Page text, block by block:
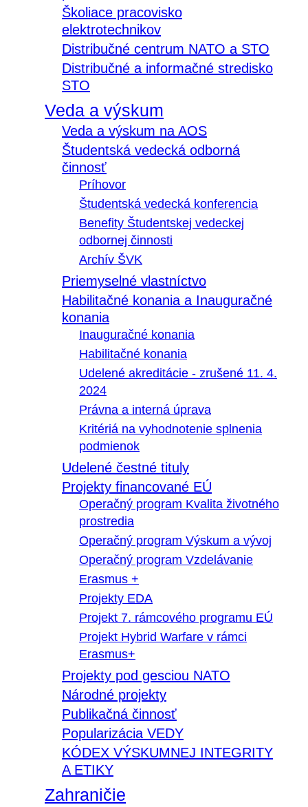
Školiace pracovisko
elektrotechnikov
Distribučné centrum NATO a STO
Distribučné a informačné stredisko
STO
Veda a výskum
Veda a výskum na AOS
Študentská vedecká odborná
činnosť
Príhovor
Študentská vedecká konferencia
Benefity Študentskej vedeckej
odbornej činnosti
Archív ŠVK
Priemyselné vlastníctvo
Habilitačné konania a Inauguračné
konania
Inauguračné konania
Habilitačné konania
Udelené akreditácie - zrušené 11. 4.
2024
Právna a interná úprava
Kritériá na vyhodnotenie splnenia
podmienok
Udelené čestné tituly
Projekty financované EÚ
Operačný program Kvalita životného
prostredia
Operačný program Výskum a vývoj
Operačný program Vzdelávanie
Erasmus +
Projekty EDA
Projekt 7. rámcového programu EÚ
Projekt Hybrid Warfare v rámci
Erasmus+
Projekty pod gesciou NATO
Národné projekty
Publikačná činnosť
Popularizácia VEDY
KÓDEX VÝSKUMNEJ INTEGRITY
A ETIKY
Zahraničie